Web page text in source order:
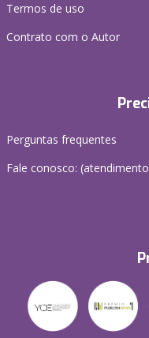
Termos de uso
Contrato com o Autor
Perguntas frequentes
Fale conosco: